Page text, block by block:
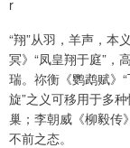
r
“翔”从羽，羊声，本
冥》“凤皇翔于庭”，
瑞。祢衡《鹦鹉赋》
旋”之义可移用于多
巢；李朝威《柳毅传
不前之态。